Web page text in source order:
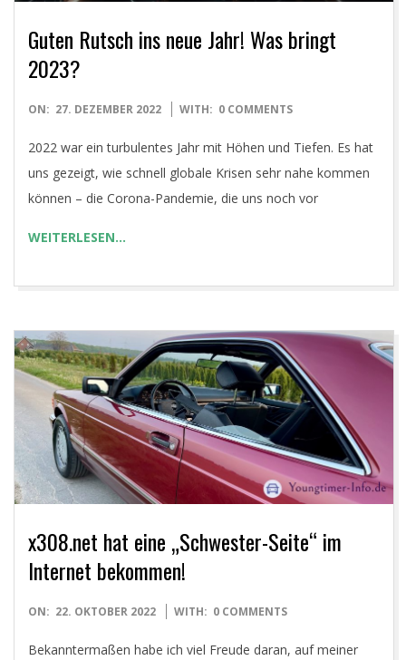
Guten Rutsch ins neue Jahr! Was bringt
2023?
2022-
27
ON: 27. DEZEMBER 2022 WITH: 0 COMMENTS
2022 war ein turbulentes Jahr mit Höhen und Tiefen. Es hat
uns gezeigt, wie schnell globale Krisen sehr nahe kommen
können – die Corona-Pandemie, die uns noch vor
WEITERLESEN…
x308.net hat eine „Schwester-Seite“ im
Internet bekommen!
2022-
ON: 22. OKTOBER 2022 WITH: 0 COMMENTS
Bekanntermaßen habe ich viel Freude daran, auf meiner